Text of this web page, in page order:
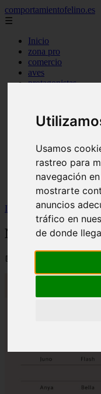
Usamos
rastreo para
navegación
mostrarte
anuncios
tráfico en
de donde
comportamientofelino.es
☰
Inicio
zona pro
comercio
aves
protagonistas
acuariofilia
articulos
nombres para gatos
tablon de anuncios
uncategorized
zona pro
Inicio
gatos2 >
Nombres para
📅 12/06/2025